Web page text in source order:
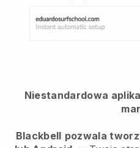
Niestandardowa
Blackbell pozwala